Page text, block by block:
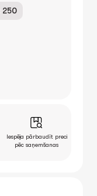
250
Iespēja pārbaudīt preci
pēc saņemšanas